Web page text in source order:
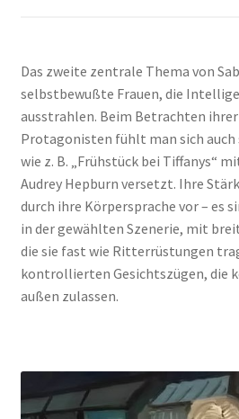
Das zweite zentrale Thema von
selbstbewußte Frauen, die
ausstrahlen. Beim Betrachten
Protagonisten fühlt man sich auch
wie z. B. „Frühstück bei Tiffanys“
Audrey Hepburn versetzt. Ihre
durch ihre Körpersprache vor – es
in der gewählten Szenerie, mit
die sie fast wie Ritterrüstungen
kontrollierten Gesichtszügen, die
außen zulassen.